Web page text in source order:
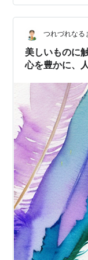
ね。読書は知識
れるものです。
みたいです！ 将
の中で、里見さ
記した棋譜を見
つれづれなる
美しいものに
心を豊かに、